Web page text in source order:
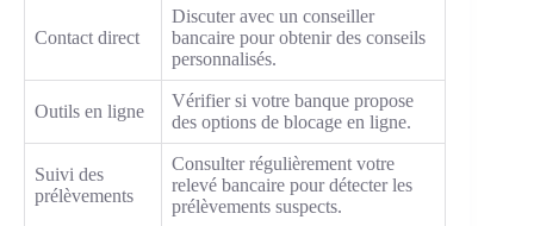
Contact direct
Discuter avec un conseiller
bancaire pour obtenir des conseils
personnalisés.
Outils en ligne
Vérifier si votre banque propose
des options de blocage en ligne.
Suivi des
prélèvements
Consulter régulièrement votre
relevé bancaire pour détecter les
prélèvements suspects.